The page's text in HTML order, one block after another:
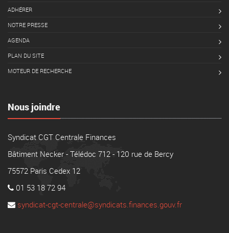
ADHÉRER
NOTRE PRESSE
AGENDA
PLAN DU SITE
MOTEUR DE RECHERCHE
Nous joindre
Syndicat CGT Centrale Finances
Bâtiment Necker - Télédoc 712 - 120 rue de Bercy
75572 Paris Cedex 12
01 53 18 72 94
syndicat-cgt-centrale@syndicats.finances.gouv.fr